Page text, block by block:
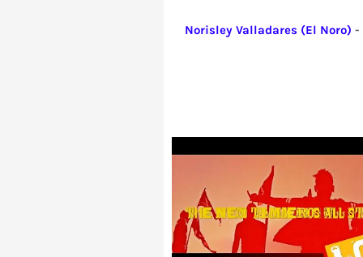
Norisley Valladares (El Noro) -